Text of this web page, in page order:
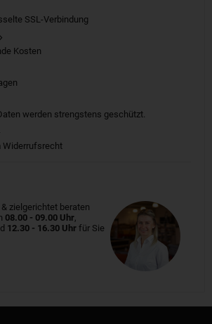
SSL-Verbindung
Kosten
werden strengstens geschützt.
Widerrufsrecht
zielgerichtet beraten
08.00 - 09.00 Uhr
12.30 - 16.30 Uhr für Sie